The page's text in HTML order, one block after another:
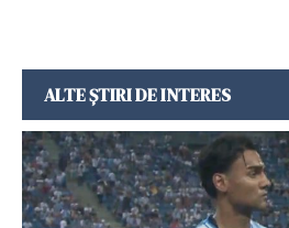
ALTE ȘTIRI DE INTERES